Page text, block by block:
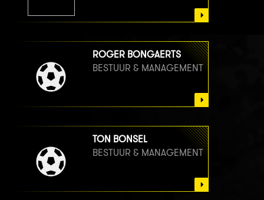
ROGER BONGAERTS
BESTUUR & MANAGEMENT
TON BONSEL
BESTUUR & MANAGEMENT